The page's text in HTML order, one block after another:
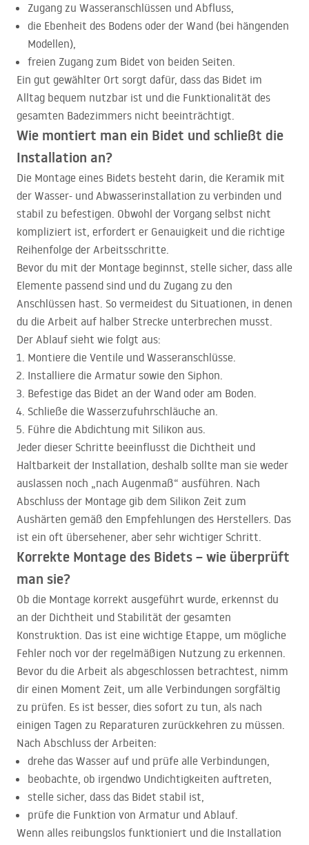
Zugang zu Wasseranschlüssen und Abfluss,
die Ebenheit des Bodens oder der Wand (bei hängenden
Modellen),
freien Zugang zum Bidet von beiden Seiten.
Ein gut gewählter Ort sorgt dafür, dass das Bidet im
Alltag bequem nutzbar ist und die Funktionalität des
gesamten Badezimmers nicht beeinträchtigt.
Wie montiert man ein Bidet und schließt die
Installation an?
Die Montage eines Bidets besteht darin, die Keramik mit
der Wasser- und Abwasserinstallation zu verbinden und
stabil zu befestigen. Obwohl der Vorgang selbst nicht
kompliziert ist, erfordert er Genauigkeit und die richtige
Reihenfolge der Arbeitsschritte.
Bevor du mit der Montage beginnst, stelle sicher, dass alle
Elemente passend sind und du Zugang zu den
Anschlüssen hast. So vermeidest du Situationen, in denen
du die Arbeit auf halber Strecke unterbrechen musst.
Der Ablauf sieht wie folgt aus:
Montiere die Ventile und Wasseranschlüsse.
Installiere die Armatur sowie den Siphon.
Befestige das Bidet an der Wand oder am Boden.
Schließe die Wasserzufuhrschläuche an.
Führe die Abdichtung mit Silikon aus.
Jeder dieser Schritte beeinflusst die Dichtheit und
Haltbarkeit der Installation, deshalb sollte man sie weder
auslassen noch „nach Augenmaß“ ausführen. Nach
Abschluss der Montage gib dem Silikon Zeit zum
Aushärten gemäß den Empfehlungen des Herstellers. Das
ist ein oft übersehener, aber sehr wichtiger Schritt.
Korrekte Montage des Bidets – wie überprüft
man sie?
Ob die Montage korrekt ausgeführt wurde, erkennst du
an der Dichtheit und Stabilität der gesamten
Konstruktion. Das ist eine wichtige Etappe, um mögliche
Fehler noch vor der regelmäßigen Nutzung zu erkennen.
Bevor du die Arbeit als abgeschlossen betrachtest, nimm
dir einen Moment Zeit, um alle Verbindungen sorgfältig
zu prüfen. Es ist besser, dies sofort zu tun, als nach
einigen Tagen zu Reparaturen zurückkehren zu müssen.
Nach Abschluss der Arbeiten:
drehe das Wasser auf und prüfe alle Verbindungen,
beobachte, ob irgendwo Undichtigkeiten auftreten,
stelle sicher, dass das Bidet stabil ist,
prüfe die Funktion von Armatur und Ablauf.
Wenn alles reibungslos funktioniert und die Installation